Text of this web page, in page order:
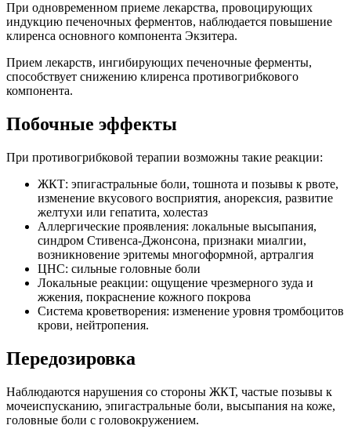
При одновременном приеме лекарства, провоцирующих
индукцию печеночных ферментов, наблюдается повышение
клиренса основного компонента Экзитера.
Прием лекарств, ингибирующих печеночные ферменты,
способствует снижению клиренса противогрибкового
компонента.
Побочные эффекты
При противогрибковой терапии возможны такие реакции:
ЖКТ: эпигастральные боли, тошнота и позывы к рвоте,
изменение вкусового восприятия, анорексия, развитие
желтухи или гепатита, холестаз
Аллергические проявления: локальные высыпания,
синдром Стивенса-Джонсона, признаки миалгии,
возникновение эритемы многоформной, артралгия
ЦНС: сильные головные боли
Локальные реакции: ощущение чрезмерного зуда и
жжения, покраснение кожного покрова
Система кроветворения: изменение уровня тромбоцитов
крови, нейтропения.
Передозировка
Наблюдаются нарушения со стороны ЖКТ, частые позывы к
мочеиспусканию, эпигастральные боли, высыпания на коже,
головные боли с головокружением.